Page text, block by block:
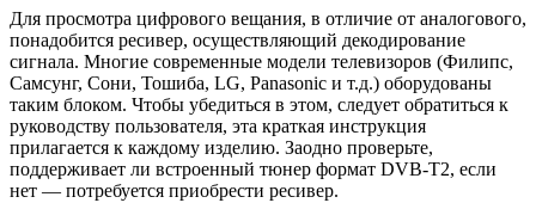
Для просмотра цифрового вещания, в отличие от аналогового,
понадобится ресивер, осуществляющий декодирование
сигнала. Многие современные модели телевизоров (Филипс,
Самсунг, Сони, Тошиба, LG, Panasonic и т.д.) оборудованы
таким блоком. Чтобы убедиться в этом, следует обратиться к
руководству пользователя, эта краткая инструкция
прилагается к каждому изделию. Заодно проверьте,
поддерживает ли встроенный тюнер формат DVB-T2, если
нет — потребуется приобрести ресивер.